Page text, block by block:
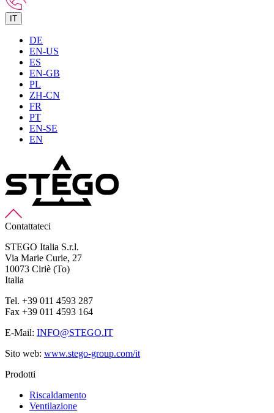
IT
DE
EN-US
ES
EN-GB
PL
ZH-CN
FR
PT
EN-SE
EN
Contattateci
STEGO Italia S.r.l.
Via Marie Curie, 27
10073 Ciriè (To)
Italia
Tel. +39 011 4593 287
Fax +39 011 4593 164
E-Mail: INFO@STEGO.IT
Sito web: www.stego-group.com/it
Prodotti
Riscaldamento
Ventilazione